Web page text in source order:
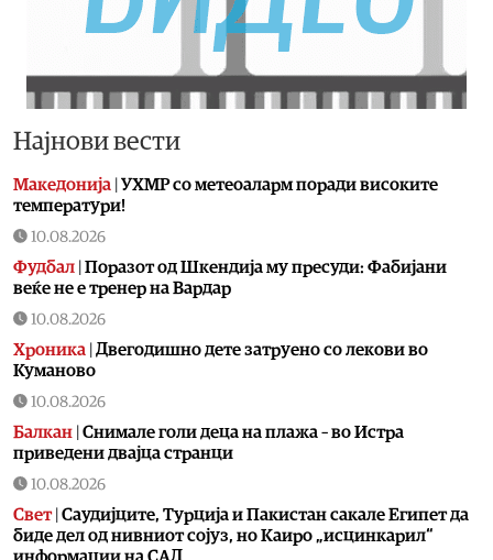
Најнови вести
Македонија | УХМР со метеоаларм поради високите
температури!
10.08.2026
Фудбал | Поразот од Шкендија му пресуди: Фабијани
веќе не е тренер на Вардар
10.08.2026
Хроника | Двегодишно дете затруено со лекови во
Куманово
10.08.2026
Балкан | Снимале голи деца на плажа – во Истра
приведени двајца странци
10.08.2026
Свет| Саудијците, Турција и Пакистан сакале Египет да
биде дел од нивниот сојуз, но Каиро „исцинкарил“
информации на САД